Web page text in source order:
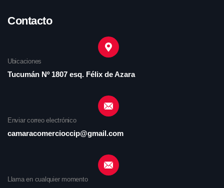
Contacto
Ubicaciones
Tucumán Nº 1807 esq. Félix de Azara
Enviar correo electrónico
camaracomercioccip@gmail.com
Llama en cualquier momento